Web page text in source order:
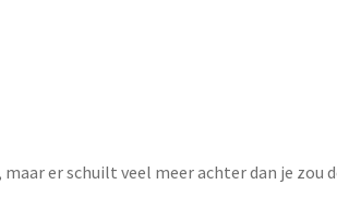
er schuilt veel meer achter dan je zou